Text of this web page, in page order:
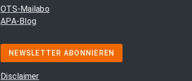
OTS-Mailabo
APA-Blog
NEWSLETTER ABONNIEREN
Disclaimer